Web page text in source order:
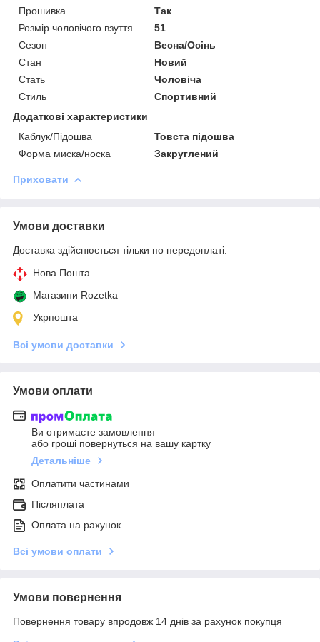
Прошивка
Так
Розмір чоловічого взуття
51
Сезон
Весна/Осінь
Стан
Новий
Стать
Чоловіча
Стиль
Спортивний
Додаткові характеристики
Каблук/Підошва
Товста підошва
Форма миска/носка
Закруглений
Приховати
Умови доставки
Доставка здійснюється тільки по передоплаті.
Нова Пошта
Магазини Rozetka
Укрпошта
Всі умови доставки
Умови оплати
Ви отримаєте замовлення
або гроші повернуться на вашу картку
Детальніше
Оплатити частинами
Післяплата
Оплата на рахунок
Всі умови оплати
Умови повернення
Повернення товару впродовж 14 днів за рахунок покупця